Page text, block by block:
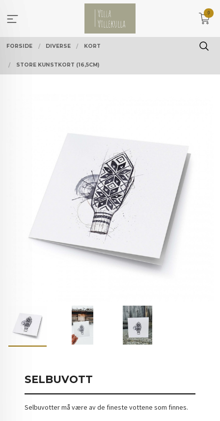
innholdet
0
FORSIDE DIVERSE KORT
STORE KUNSTKORT (16,5CM)
SELBUVOTT
Selbuvotter må være av de fineste vottene som finnes.